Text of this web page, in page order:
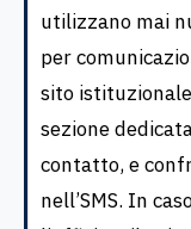
utilizzano mai
per
sito
sezione
contatto, e
nell’SMS. In